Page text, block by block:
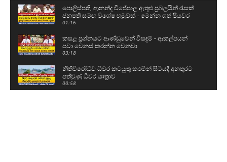
පොලිස්පති, ආනන්ද විජේපාල ඇතුළු ප්‍රබලයින් රැසක්
ජනපති සමඟ විශේෂ හමුවක් - මෙන්න ගත් පියවර
01:16
කසළ ප්‍රශ්නයට ආණ්ඩුවෙන් විසඳුම් - ආකල්පයන්
පවා වෙනස් කරන්න වෙනවා
03:18
නීතිවිරෝධීව ධීවර කටයුතු කරමින් සිටියදී අනතුරට
පත්වුණු ධීවර යාත්‍රාව
00:58